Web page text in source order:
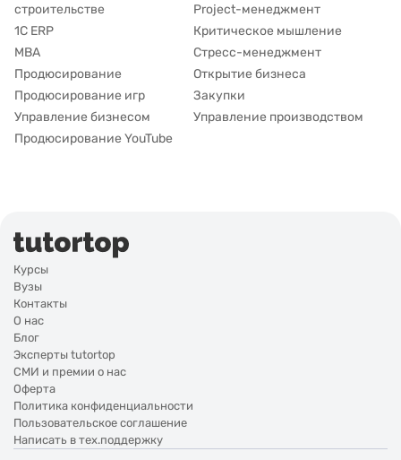
строительстве
1С ERP
MBA
Продюсирование
Продюсирование игр
Управление бизнесом
Продюсирование YouTube
Project-менеджмент
Критическое мышление
Стресс-менеджмент
Открытие бизнеса
Закупки
Управление производством
Курсы
Вузы
Контакты
О нас
Блог
Эксперты tutortop
СМИ и премии о нас
Оферта
Политика конфиденциальности
Пользовательское соглашение
Написать в тех.поддержку